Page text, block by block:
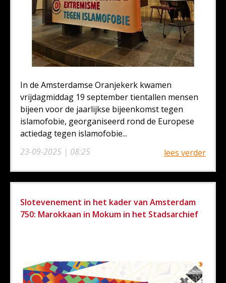
23-09-2025 | 08:25
In de Amsterdamse Oranjekerk kwamen
vrijdagmiddag 19 september tientallen mensen
bijeen voor de jaarlijkse bijeenkomst tegen
islamofobie, georganiseerd rond de Europese
actiedag tegen islamofobie...
lees verder
Slotevenement in het kader van Amsterdam
750: Marokkaan in Mokum in het Stadsarchief